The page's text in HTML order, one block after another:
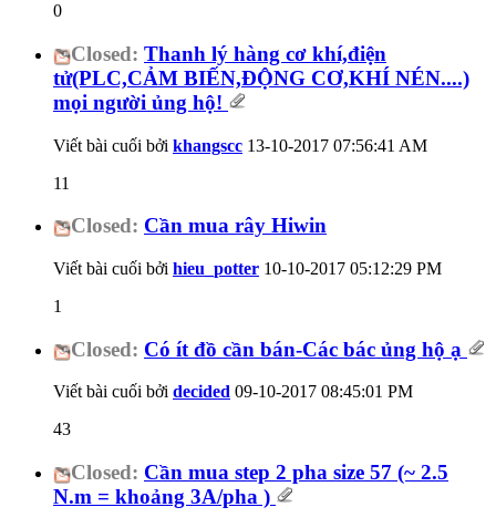
0
Closed: Thanh lý hàng cơ khí,điện
tử(PLC,CẢM BIẾN,ĐỘNG CƠ,KHÍ NÉN....)
mọi người ủng hộ!
Viết bài cuối bởi khangscc 13-10-2017 07:56:41 AM
11
Closed: Cần mua rây Hiwin
Viết bài cuối bởi hieu_potter 10-10-2017 05:12:29 PM
1
Closed: Có ít đồ cần bán-Các bác ủng hộ ạ
Viết bài cuối bởi decided 09-10-2017 08:45:01 PM
43
Closed: Cần mua step 2 pha size 57 (~ 2.5
N.m = khoảng 3A/pha )